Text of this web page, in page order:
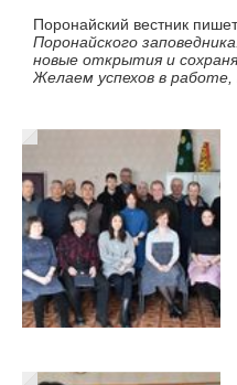
Поронайский вестник
Поронайского
новые открытия и
Желаем успехов в работе,